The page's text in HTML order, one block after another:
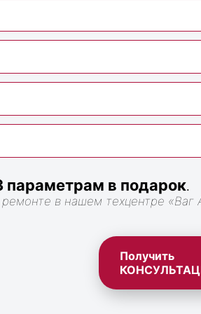
в подарок.
в нашем техцентре «Ваг
Получить